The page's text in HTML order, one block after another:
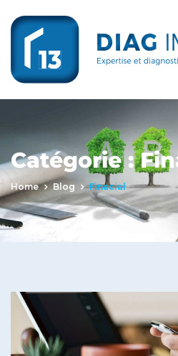
Catégorie :
Home Blog Finacial